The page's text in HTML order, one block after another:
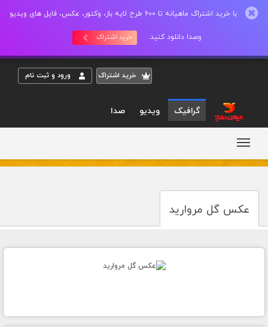
با خرید اشتراک ماهیانه تا 600 طرح لایه باز، وکتور، عکس، فایل های ویدیو
وصدا دانلود کنید. خرید اشتراک
خريد اشتراک ورود و ثبت نام
گرافیک ویدیو صدا
عکس گل مروارید